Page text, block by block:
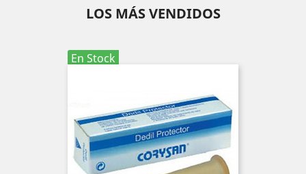
LOS MÁS VENDIDOS
En Stock